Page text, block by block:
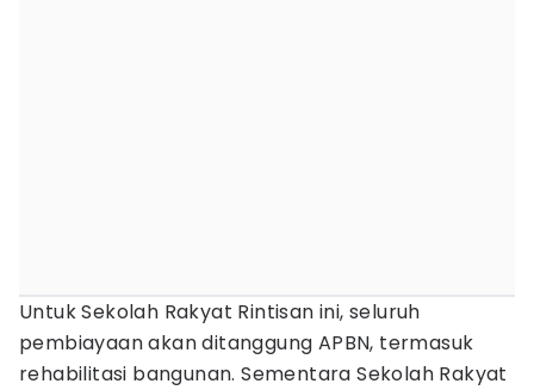
Untuk Sekolah Rakyat Rintisan ini, seluruh
pembiayaan akan ditanggung APBN, termasuk
rehabilitasi bangunan. Sementara Sekolah Rakyat